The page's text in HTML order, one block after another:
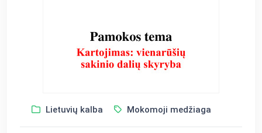
Lietuvių kalba Mokomoji medžiaga